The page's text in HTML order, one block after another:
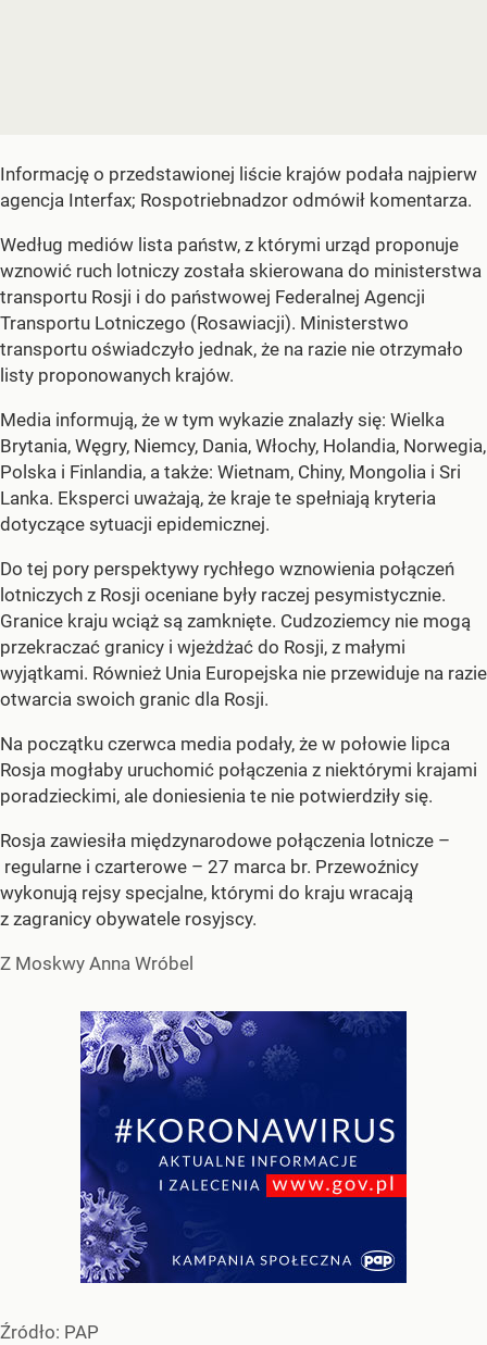
Informację o przedstawionej liście krajów podała najpierw
agencja Interfax; Rospotriebnadzor odmówił komentarza.
Według mediów lista państw, z którymi urząd proponuje
wznowić ruch lotniczy została skierowana do ministerstwa
transportu Rosji i do państwowej Federalnej Agencji
Transportu Lotniczego (Rosawiacji). Ministerstwo
transportu oświadczyło jednak, że na razie nie otrzymało
listy proponowanych krajów.
Media informują, że w tym wykazie znalazły się: Wielka
Brytania, Węgry, Niemcy, Dania, Włochy, Holandia, Norwegia,
Polska i Finlandia, a także: Wietnam, Chiny, Mongolia i Sri
Lanka. Eksperci uważają, że kraje te spełniają kryteria
dotyczące sytuacji epidemicznej.
Do tej pory perspektywy rychłego wznowienia połączeń
lotniczych z Rosji oceniane były raczej pesymistycznie.
Granice kraju wciąż są zamknięte. Cudzoziemcy nie mogą
przekraczać granicy i wjeżdżać do Rosji, z małymi
wyjątkami. Również Unia Europejska nie przewiduje na razie
otwarcia swoich granic dla Rosji.
Na początku czerwca media podały, że w połowie lipca
Rosja mogłaby uruchomić połączenia z niektórymi krajami
poradzieckimi, ale doniesienia te nie potwierdziły się.
Rosja zawiesiła międzynarodowe połączenia lotnicze –
regularne i czarterowe – 27 marca br. Przewoźnicy
wykonują rejsy specjalne, którymi do kraju wracają
z zagranicy obywatele rosyjscy.
Z Moskwy Anna Wróbel
Źródło: PAP